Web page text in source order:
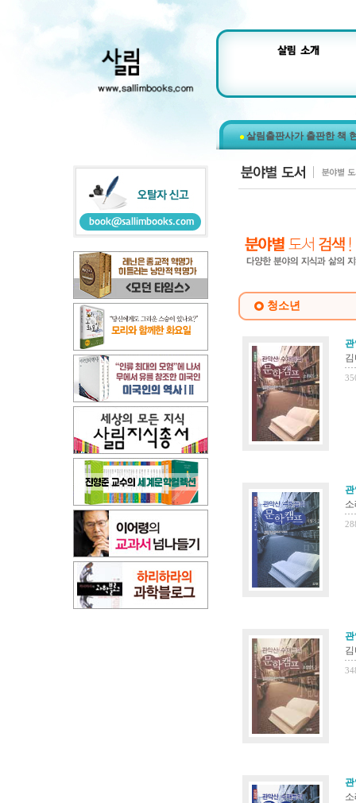
살림출판사가 출판한 책
청소년
관
관
관
관